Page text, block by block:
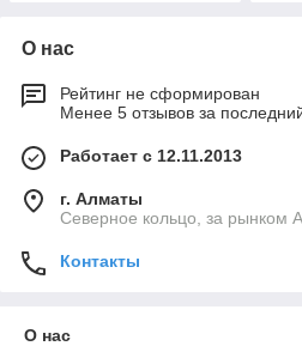
О нас
Рейтинг не сформирован
Менее 5 отзывов за
Работает с 12.11.2013
г. Алматы
Северное кольцо, за рынком
Контакты
О нас